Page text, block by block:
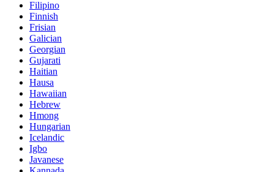
Filipino
Finnish
Frisian
Galician
Georgian
Gujarati
Haitian
Hausa
Hawaiian
Hebrew
Hmong
Hungarian
Icelandic
Igbo
Javanese